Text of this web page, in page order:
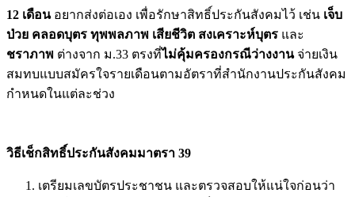
12 เดือนอยากส่งต่อเอง เพื่อรักษาสิทธิ์ประกันสังคมไว้ เช่น เจ็บ
ป่วย คลอดบุตร ทุพพลภาพ เสียชีวิต สงเคราะห์บุตร และ
ชราภาพ ต่างจาก ม.33 ตรงที่ไม่คุ้มครองกรณีว่างงาน จ่ายเงิน
สมทบแบบสมัครใจรายเดือนตามอัตราที่สำนักงานประกันสังคม
กำหนดในแต่ละช่วง
วิธีเช็กสิทธิ์ประกันสังคมมาตรา 39
เตรียมเลขบัตรประชาชน และตรวจสอบให้แน่ใจก่อนว่า